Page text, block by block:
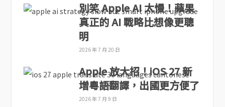
別笑 Apple AI 太慢！蘋果
真正的 AI 戰略比想像更聰
明
2026 年 7 月 20 日
Apple 放大招！iOS 27 新
增粵語翻譯，出國更方便了
2026 年 7 月 9 日